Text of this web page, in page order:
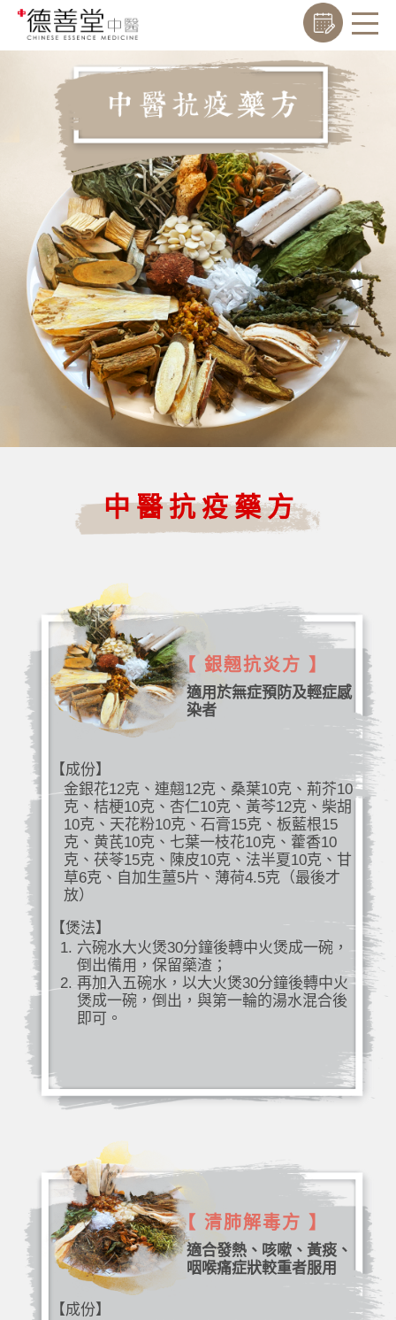
中醫抗疫藥方
【 銀翹抗炎方 】
適用於無症預防及輕症感
染者
【成份】
金銀花12克、連翹12克、桑葉10克、荊芥10
克、桔梗10克、杏仁10克、黃芩12克、柴胡
10克、天花粉10克、石膏15克、板藍根15
克、黄芪10克、七葉一枝花10克、藿香10
克、茯苓15克、陳皮10克、法半夏10克、甘
草6克、自加生薑5片、薄荷4.5克（最後才
放）
【煲法】
六碗水大火煲30分鐘後轉中火煲成一碗，
倒出備用，保留藥渣；
再加入五碗水，以大火煲30分鐘後轉中火
煲成一碗，倒出，與第一輪的湯水混合後
即可。
【 清肺解毒方 】
適合發熱、咳嗽、黃痰、
咽喉痛症狀較重者服用
【成份】